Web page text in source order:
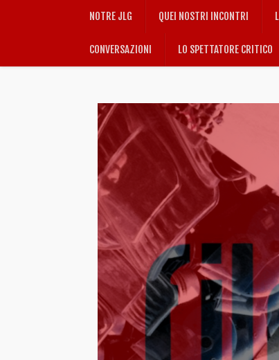
NOTRE JLG QUEI NOSTRI INCONTRI
CONVERSAZIONI LO SPETTATORE CRITICO